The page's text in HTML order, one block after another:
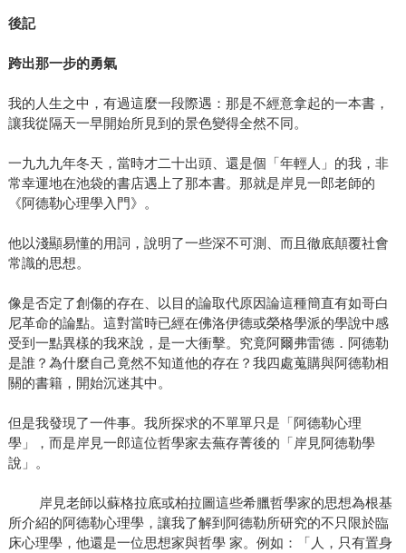
後記
跨出那一步的勇氣
我的人生之中，有過這麼一段際遇：那是不經意拿起的一本書，
讓我從隔天一早開始所見到的景色變得全然不同。
一九九九年冬天，當時才二十出頭、還是個「年輕人」的我，非
常幸運地在池袋的書店遇上了那本書。那就是岸見一郎老師的
《阿德勒心理學入門》。
他以淺顯易懂的用詞，說明了一些深不可測、而且徹底顛覆社會
常識的思想。
像是否定了創傷的存在、以目的論取代原因論這種簡直有如哥白
尼革命的論點。這對當時已經在佛洛伊德或榮格學派的學說中感
受到一點異樣的我來說，是一大衝擊。究竟阿爾弗雷德．阿德勒
是誰？為什麼自己竟然不知道他的存在？我四處蒐購與阿德勒相
關的書籍，開始沉迷其中。
但是我發現了一件事。我所探求的不單單只是「阿德勒心理
學」，而是岸見一郎這位哲學家去蕪存菁後的「岸見阿徳勒學
說」。
岸見老師以蘇格拉底或柏拉圖這些希臘哲學家的思想為根基
所介紹的阿德勒心理學，讓我了解到阿德勒所研究的不只限於臨
床心理學，他還是一位思想家與哲學 家。例如：「人，只有置身